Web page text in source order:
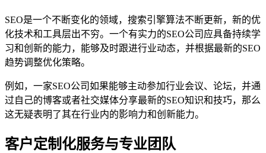
SEO是一个不断变化的领域，搜索引擎算法不断更新，新的优
化技术和工具层出不穷。一个有实力的SEO公司应具备持续学
习和创新的能力，能够及时跟进行业动态，并根据最新的SEO
趋势调整优化策略。
例如，一家SEO公司如果能够主动参加行业会议、论坛，并通
过自己的博客或者社交媒体分享最新的SEO知识和技巧，那么
这无疑表明了其在行业内的影响力和创新能力。
客户定制化服务与专业团队